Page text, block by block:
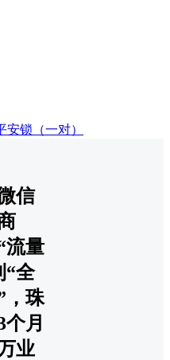
锁（一对）
信
流量
“全
，珠
月
业